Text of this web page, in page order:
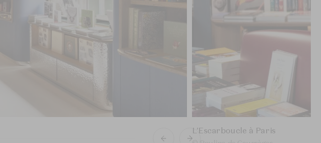
L’Escarboucle à Paris